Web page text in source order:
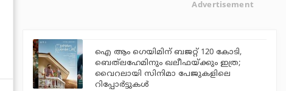
Advertisement
ഐ ആം ഗെയിമിന് ബജറ്റ് 120 കോടി,
ബെത്‌ലഹേമിനും ഖലീഫയ്ക്കും ഇത്ര;
വൈറലായി സിനിമാ പേജുകളിലെ
റിപ്പോര്‍ട്ടുകള്‍